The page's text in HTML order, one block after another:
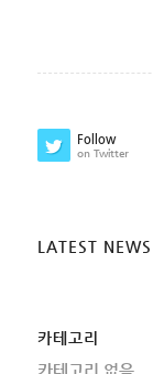
Follow
on Twitter
LATEST NEWS
카테고리
카테고리 없음